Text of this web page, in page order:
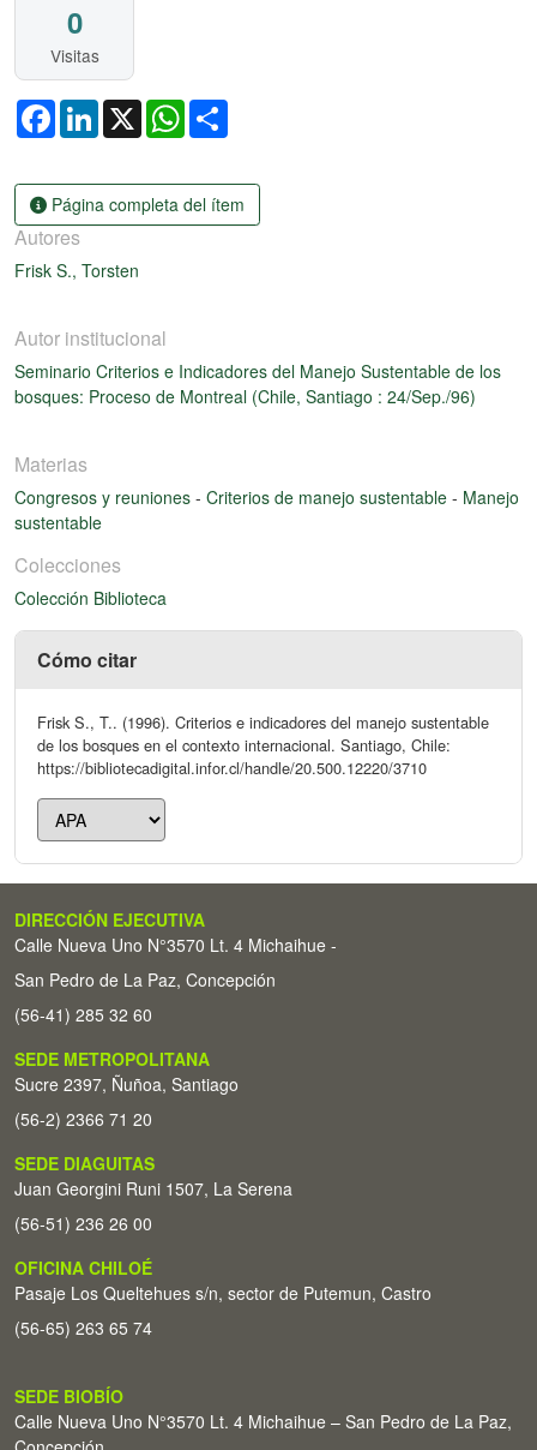
0
Visitas
FacebookLinkedIn
X WhatsApp
Página completa del ítem
Autores
Frisk S., Torsten
Autor institucional
Seminario Criterios e Indicadores del Manejo Sustentable de los
bosques: Proceso de Montreal (Chile, Santiago : 24/Sep./96)
Materias
Congresos y reuniones - Criterios de manejo sustentable - Manejo
sustentable
Colecciones
Colección Biblioteca
Cómo citar
Frisk S., T.. (1996). Criterios e indicadores del manejo sustentable
de los bosques en el contexto internacional. Santiago, Chile:
https://bibliotecadigital.infor.cl/handle/20.500.12220/3710
DIRECCIÓN EJECUTIVA
Calle Nueva Uno N°3570 Lt. 4 Michaihue -
San Pedro de La Paz, Concepción
(56-41) 285 32 60
SEDE METROPOLITANA
Sucre 2397, Ñuñoa, Santiago
(56-2) 2366 71 20
SEDE DIAGUITAS
Juan Georgini Runi 1507, La Serena
(56-51) 236 26 00
OFICINA CHILOÉ
Pasaje Los Queltehues s/n, sector de Putemun, Castro
(56-65) 263 65 74
SEDE BIOBÍO
Calle Nueva Uno N°3570 Lt. 4 Michaihue – San Pedro de La Paz,